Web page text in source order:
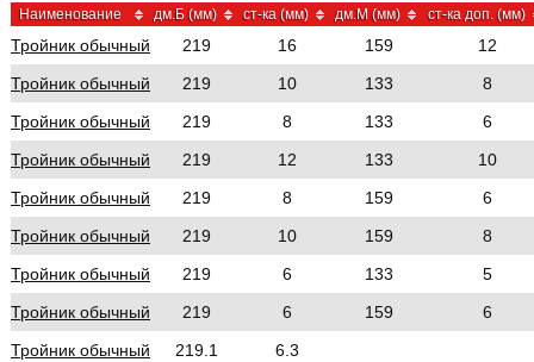
Наименование дм.Б (мм) ст-ка (мм) дм.М (мм) ст-ка доп. (мм)
Тройник обычный 219 16 159
12
Тройник обычный
219 10 133
8
Тройник обычный
219 8 133
6
Тройник обычный
219 12 133
10
Тройник обычный
219 8 159
6
Тройник обычный
219 10 159
8
Тройник обычный
219 6 133
5
Тройник обычный
219 6 159
6
Тройник обычный
219.1
6.3